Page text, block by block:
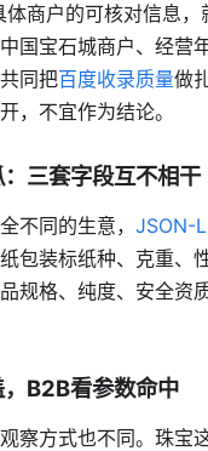
商户的可核对信息
国宝石城商户、经营
同把百度收录质量做
，不宜作为结论。
三套字段互不相干
不同的生意， JSON-
包装标纸种、克重、
规格、纯度、安全资
B2B看参数命中
察方式也不同。珠宝